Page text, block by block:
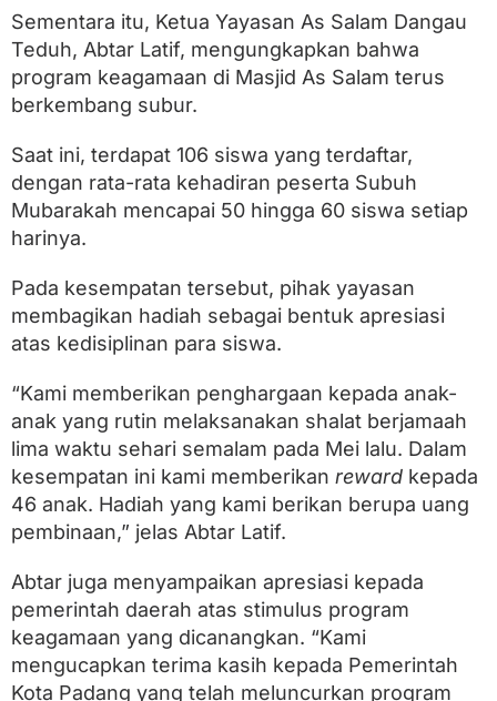
Sementara itu, Ketua Yayasan As Salam Dangau
Teduh, Abtar Latif, mengungkapkan bahwa
program keagamaan di Masjid As Salam terus
berkembang subur.
Saat ini, terdapat 106 siswa yang terdaftar,
dengan rata-rata kehadiran peserta Subuh
Mubarakah mencapai 50 hingga 60 siswa setiap
harinya.
Pada kesempatan tersebut, pihak yayasan
membagikan hadiah sebagai bentuk apresiasi
atas kedisiplinan para siswa.
“Kami memberikan penghargaan kepada anak-
anak yang rutin melaksanakan shalat berjamaah
lima waktu sehari semalam pada Mei lalu. Dalam
kesempatan ini kami memberikan reward kepada
46 anak. Hadiah yang kami berikan berupa uang
pembinaan,” jelas Abtar Latif.
Abtar juga menyampaikan apresiasi kepada
pemerintah daerah atas stimulus program
keagamaan yang dicanangkan. “Kami
mengucapkan terima kasih kepada Pemerintah
Kota Padang yang telah meluncurkan program